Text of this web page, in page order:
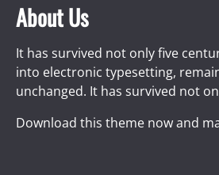
About Us
It has survived not only five
into electronic typesetting,
unchanged. It has survived not
Download this theme now and